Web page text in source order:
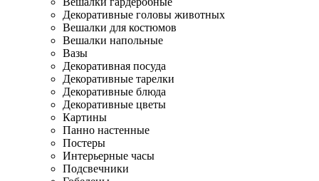
Декоративные головы животных
Вешалки для костюмов
Вешалки напольные
Вазы
Декоративная посуда
Декоративные тарелки
Декоративные блюда
Декоративные цветы
Картины
Панно настенные
Постеры
Интерьерные часы
Подсвечники